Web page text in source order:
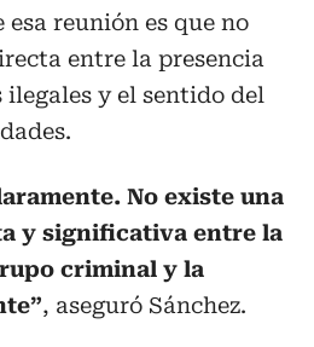
esa reunión es que no
entre la presencia
ilegales y el sentido del
No existe una
y significativa entre la
criminal y la
, aseguró Sánchez.